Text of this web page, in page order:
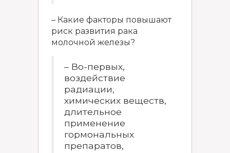
– Какие факторы повышают
риск развития рака
молочной железы?
– Во-первых,
воздействие
радиации,
химических веществ,
длительное
применение
гормональных
препаратов,